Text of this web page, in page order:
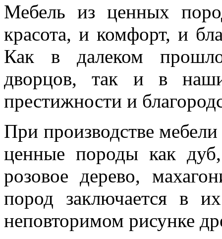
Мебель из ценных
красота, и комфорт, и
Как в далеком
дворцов, так и в наши
престижности и
При производстве
ценные породы как
розовое дерево,
пород заключается в
неповторимом рисунке